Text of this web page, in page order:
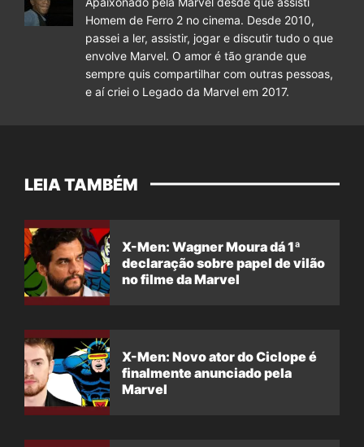
Homem de Ferro 2 no cinema. Desde 2010,
passei a ler, assistir, jogar e discutir tudo o que
envolve Marvel. O amor é tão grande que
sempre quis compartilhar com outras pessoas,
e aí criei o Legado da Marvel em 2017.
LEIA TAMBÉM
X-Men: Wagner Moura dá 1ª
declaração sobre papel de vilão
no filme da Marvel
X-Men: Novo ator do Ciclope é
finalmente anunciado pela
Marvel